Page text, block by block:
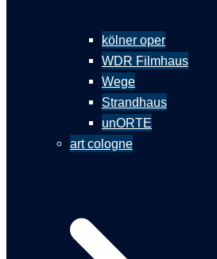
kölner oper
WDR Filmhaus
Wege
Strandhaus
unORTE
art cologne